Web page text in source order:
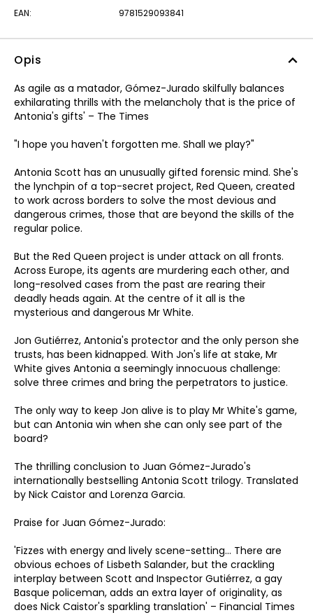
EAN: 9781529093841
Opis
As agile as a matador, Gómez-Jurado skilfully balances
exhilarating thrills with the melancholy that is the price of
Antonia's gifts' – The Times
"I hope you haven't forgotten me. Shall we play?"
Antonia Scott has an unusually gifted forensic mind. She's
the lynchpin of a top-secret project, Red Queen, created
to work across borders to solve the most devious and
dangerous crimes, those that are beyond the skills of the
regular police.
But the Red Queen project is under attack on all fronts.
Across Europe, its agents are murdering each other, and
long-resolved cases from the past are rearing their
deadly heads again. At the centre of it all is the
mysterious and dangerous Mr White.
Jon Gutiérrez, Antonia's protector and the only person she
trusts, has been kidnapped. With Jon's life at stake, Mr
White gives Antonia a seemingly innocuous challenge:
solve three crimes and bring the perpetrators to justice.
The only way to keep Jon alive is to play Mr White's game,
but can Antonia win when she can only see part of the
board?
The thrilling conclusion to Juan Gómez-Jurado's
internationally bestselling Antonia Scott trilogy. Translated
by Nick Caistor and Lorenza Garcia.
Praise for Juan Gómez-Jurado:
'Fizzes with energy and lively scene-setting... There are
obvious echoes of Lisbeth Salander, but the crackling
interplay between Scott and Inspector Gutiérrez, a gay
Basque policeman, adds an extra layer of originality, as
does Nick Caistor's sparkling translation' – Financial Times